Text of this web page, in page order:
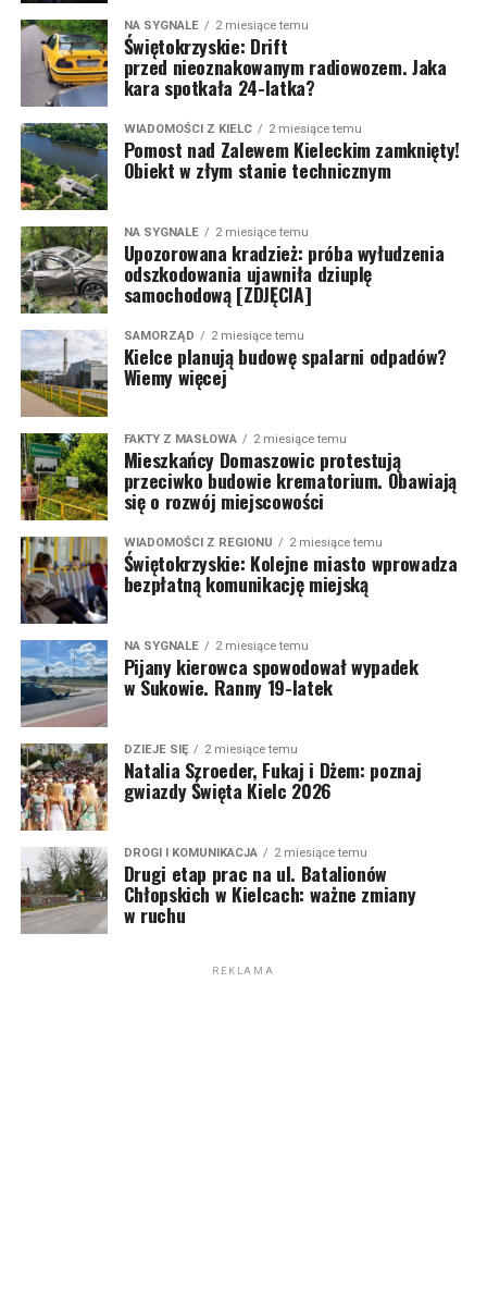
NA SYGNALE 2 miesiące temu
Świętokrzyskie: Drift
przed nieoznakowanym radiowozem. Jaka
kara spotkała 24-latka?
WIADOMOŚCI Z KIELC 2 miesiące temu
Pomost nad Zalewem Kieleckim zamknięty!
Obiekt w złym stanie technicznym
NA SYGNALE 2 miesiące temu
Upozorowana kradzież: próba wyłudzenia
odszkodowania ujawniła dziuplę
samochodową [ZDJĘCIA]
SAMORZĄD 2 miesiące temu
Kielce planują budowę spalarni odpadów?
Wiemy więcej
FAKTY Z MASŁOWA 2 miesiące temu
Mieszkańcy Domaszowic protestują
przeciwko budowie krematorium. Obawiają
się o rozwój miejscowości
WIADOMOŚCI Z REGIONU 2 miesiące temu
Świętokrzyskie: Kolejne miasto wprowadza
bezpłatną komunikację miejską
NA SYGNALE 2 miesiące temu
Pijany kierowca spowodował wypadek
w Sukowie. Ranny 19-latek
DZIEJE SIĘ 2 miesiące temu
Natalia Szroeder, Fukaj i Dżem: poznaj
gwiazdy Święta Kielc 2026
DROGI I KOMUNIKACJA 2 miesiące temu
Drugi etap prac na ul. Batalionów
Chłopskich w Kielcach: ważne zmiany
w ruchu
REKLAMA